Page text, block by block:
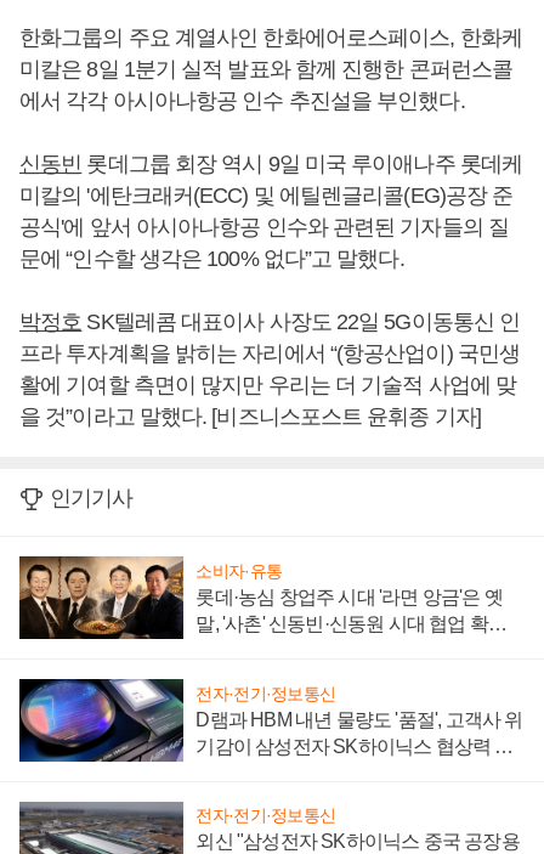
한화그룹의 주요 계열사인 한화에어로스페이스, 한화케
미칼은 8일 1분기 실적 발표와 함께 진행한 콘퍼런스콜
에서 각각 아시아나항공 인수 추진설을 부인했다.
신동빈 롯데그룹 회장 역시 9일 미국 루이애나주 롯데케
미칼의 '에탄크래커(ECC) 및 에틸렌글리콜(EG)공장 준
공식'에 앞서 아시아나항공 인수와 관련된 기자들의 질
문에 “인수할 생각은 100% 없다”고 말했다.
박정호 SK텔레콤 대표이사 사장도 22일 5G이동통신 인
프라 투자계획을 밝히는 자리에서 “(항공산업이) 국민생
활에 기여할 측면이 많지만 우리는 더 기술적 사업에 맞
을 것”이라고 말했다. [비즈니스포스트 윤휘종 기자]
인기기사
소비자·유통
롯데·농심 창업주 시대 '라면 앙금'은 옛
말, '사촌' 신동빈·신동원 시대 협업 확대
전자·전기·정보통신
D램과 HBM 내년 물량도 '품절', 고객사 위
기감이 삼성전자 SK하이닉스 협상력 더
전자·전기·정보통신
외신 "삼성전자 SK하이닉스 중국 공장용